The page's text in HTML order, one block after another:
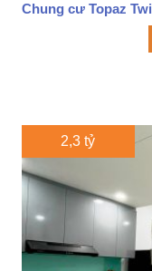
Chung cư Topaz
2,3 tỷ